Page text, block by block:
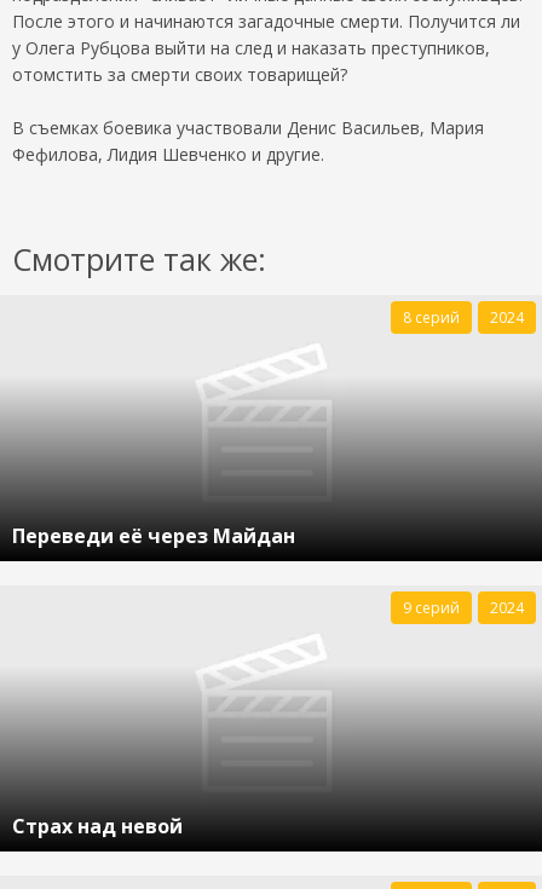
После этого и начинаются загадочные смерти. Получится ли
у Олега Рубцова выйти на след и наказать преступников,
отомстить за смерти своих товарищей?
В съемках боевика участвовали Денис Васильев, Мария
Фефилова, Лидия Шевченко и другие.
Смотрите так же:
Переведи её через Майдан
8 серий 2024
Страх над невой
9 серий 2024